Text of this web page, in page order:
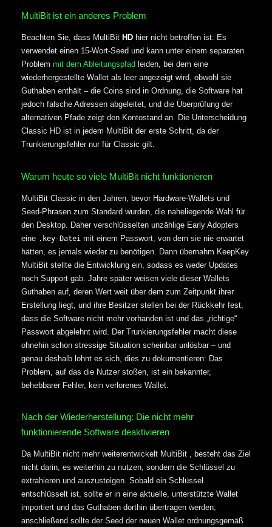
MultiBit ist ein anderes Problem
Beachten Sie, dass MultiBit HD hier nicht betroffen ist: Es
verwendet einen 15-Wort-Seed und kann unter einem separaten
Problem mit dem Ableitungspfad leiden, bei dem eine
wiederhergestellte Wallet als leer angezeigt wird, obwohl sie
Guthaben enthält – die Coins sind in Ordnung, die Software hat
jedoch falsche Adressen abgeleitet, und die Überprüfung der
alternativen Pfade zeigt den Kontostand an. Die Unterscheidung
Classic HD ist in jedem MultiBit der erste Schritt, da der
Trunkierungsfehler nur für Classic gilt.
Warum heute so viele MultiBit nicht funktionieren
MultiBit Classic in den Jahren, bevor Hardware-Wallets und
Seed-Phrasen zum Standard wurden, die naheliegende Wahl für
den Desktop. Daher verschlüsselten unzählige Early Adopters
eine .key-Datei mit einem Passwort, von dem sie nie erwartet
hätten, es jemals wieder zu benötigen. Dann übernahm KeepKey
MultiBit stellte die Entwicklung ein, sodass es weder Updates
noch Support gab. Jahre später weisen viele dieser Wallets
Guthaben auf, deren Wert weit über dem zum Zeitpunkt ihrer
Erstellung liegt, und ihre Besitzer stellen bei der Rückkehr fest,
dass die Software nicht mehr vorhanden ist und das „richtige“
Passwort abgelehnt wird. Der Trunkierungsfehler macht diese
ohnehin schon stressige Situation scheinbar unlösbar – und
genau deshalb lohnt es sich, dies zu dokumentieren: Das
Problem, auf das die Nutzer stoßen, ist ein bekannter,
behebbarer Fehler, kein verlorenes Wallet.
Nach der Wiederherstellung: Die nicht mehr
funktionierende Software deaktivieren
Da MultiBit nicht mehr weiterentwickelt MultiBit , besteht das Ziel
nicht darin, es weiterhin zu nutzen, sondern die Schlüssel zu
extrahieren und auszusteigen. Sobald ein Schlüssel
entschlüsselt ist, sollte er in eine aktuelle, unterstützte Wallet
importiert und das Guthaben dorthin übertragen werden;
anschließend sollte der Seed der neuen Wallet ordnungsgemäß